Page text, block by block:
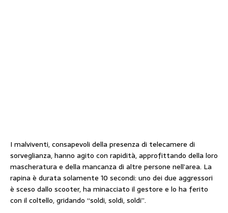
I malviventi, consapevoli della presenza di telecamere di
sorveglianza, hanno agito con rapidità, approfittando della loro
mascheratura e della mancanza di altre persone nell’area. La
rapina è durata solamente 10 secondi: uno dei due aggressori
è sceso dallo scooter, ha minacciato il gestore e lo ha ferito
con il coltello, gridando “soldi, soldi, soldi”.